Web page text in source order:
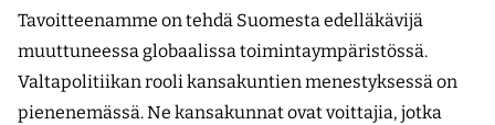
Tavoitteenamme on tehdä Suomesta edellä­kävijä
muuttuneessa globaalissa toiminta­ympäristössä.
Valtapolitiikan rooli kansakuntien menestyksessä on
pienenemässä. Ne kansakunnat ovat voittajia, jotka